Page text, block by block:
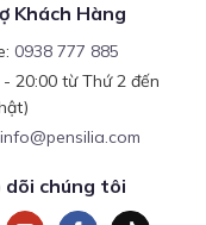
Khách Hàng
0938 777 885
- 20:00 từ Thứ 2 đến
info@pensilia.com
dõi chúng tôi